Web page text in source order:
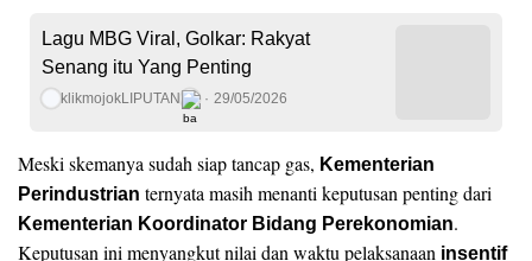
Lagu MBG Viral, Golkar: Rakyat
Senang itu Yang Penting
klikmojokLIPUTAN 29/05/2026
Meski skemanya sudah siap tancap gas, Kementerian
Perindustrian ternyata masih menanti keputusan penting dari
Kementerian Koordinator Bidang Perekonomian.
Keputusan ini menyangkut nilai dan waktu pelaksanaan insentif